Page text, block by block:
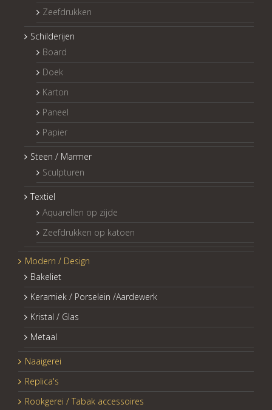
Zeefdrukken
Schilderijen
Board
Doek
Karton
Paneel
Papier
Steen / Marmer
Sculpturen
Textiel
Aquarellen op zijde
Zeefdrukken op katoen
Modern / Design
Bakeliet
Keramiek / Porselein /Aardewerk
Kristal / Glas
Metaal
Naaigerei
Replica's
Rookgerei / Tabak accessoires